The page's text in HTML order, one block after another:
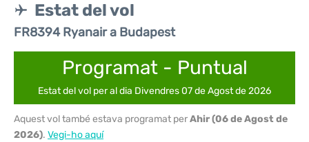
Estat del vol
FR8394 Ryanair a Budapest
Programat - Puntual
Estat del vol per al dia Divendres 07 de Agost de 2026
Aquest vol també estava programat perAhir (06 de Agost de
2026). Vegi-ho aquí